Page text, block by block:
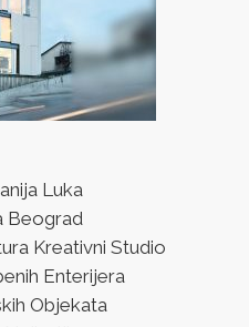
Luka
Beograd
Kreativni Studio
Enterijera
Objekata